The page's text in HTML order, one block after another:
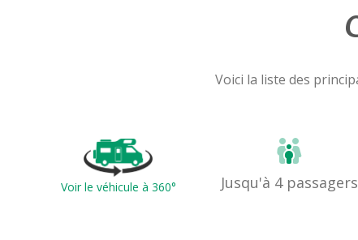
Voici la liste des
Voir le véhicule à 360° Jusqu'à 4 passagers